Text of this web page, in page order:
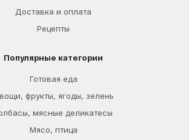
Доставка и оплата
Рецепты
Популярные категории
Готовая еда
фрукты, ягоды, зелень
мясные деликатесы
Мясо, птица